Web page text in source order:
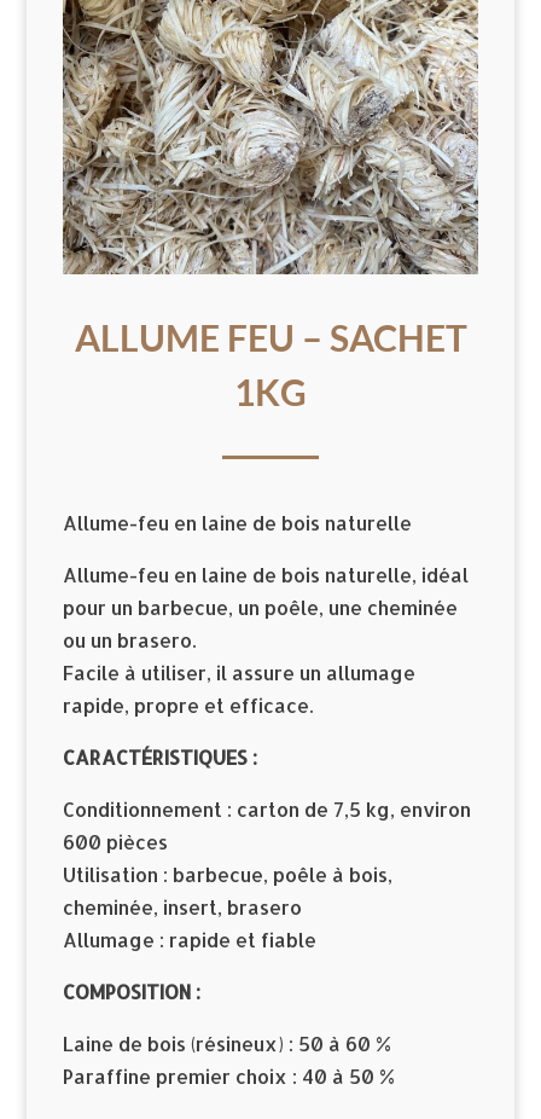
ALLUME FEU – SACHET
1KG
Allume-feu en laine de bois naturelle
Allume-feu en laine de bois naturelle, idéal
pour un barbecue, un poêle, une cheminée
ou un brasero.
Facile à utiliser, il assure un allumage
rapide, propre et efficace.
CARACTÉRISTIQUES :
Conditionnement : carton de 7,5 kg, environ
600 pièces
Utilisation : barbecue, poêle à bois,
cheminée, insert, brasero
Allumage : rapide et fiable
COMPOSITION :
Laine de bois (résineux) : 50 à 60 %
Paraffine premier choix : 40 à 50 %